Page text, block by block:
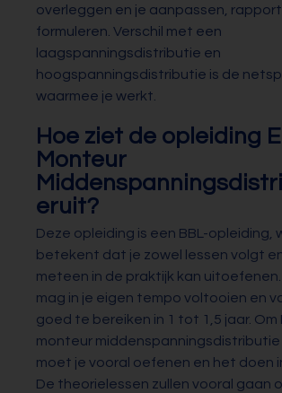
overleggen en je aanpassen,
formuleren. Verschil met een
laagspanningsdistributie en
hoogspanningsdistributie is de
waarmee je werkt.
Hoe ziet de opleiding
Monteur
eruit?
Deze opleiding is een BBL-opleiding,
betekent dat je zowel lessen volgt
meteen in de praktijk kan
mag in je eigen tempo voltooien en
goed te bereiken in 1 tot 1,5 jaar. Om
monteur middenspanningsdistributie
moet je vooral oefenen en het doen
De theorielessen zullen vooral gaan